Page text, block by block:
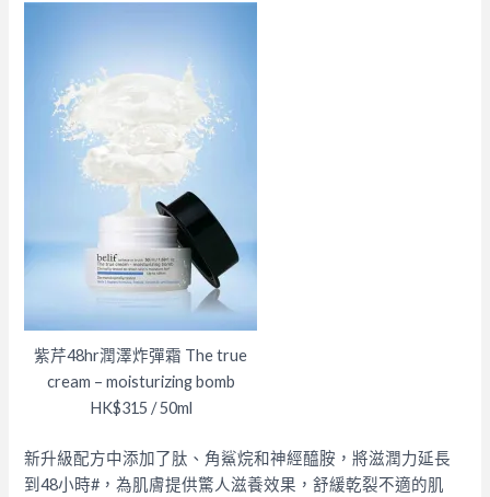
紫芹48hr潤澤炸彈霜 The true
cream – moisturizing bomb
HK$315 / 50ml
新升級配方中添加了肽、角鯊烷和神經醯胺，將滋潤力延長
到48小時# ，為肌膚提供驚人滋養效果，舒緩乾裂不適的肌